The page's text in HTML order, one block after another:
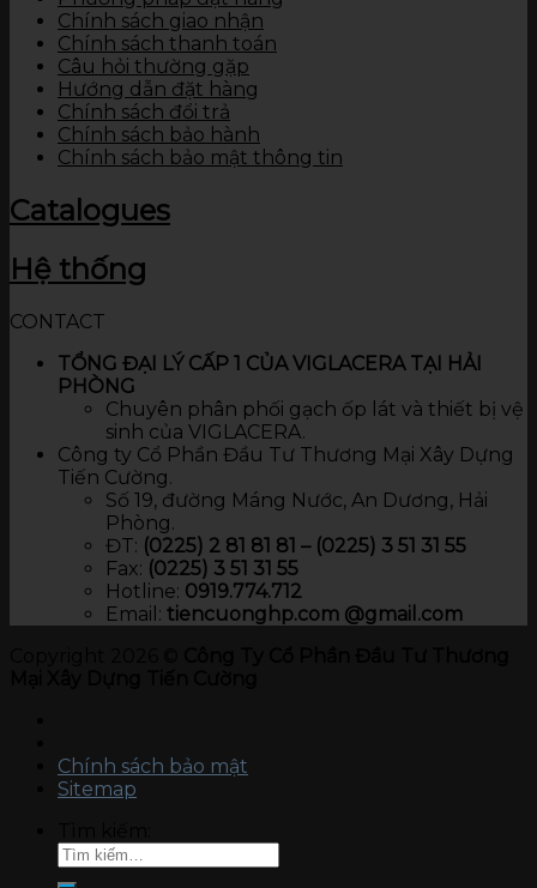
Chính sách giao nhận
Chính sách thanh toán
Câu hỏi thường gặp
Hướng dẫn đặt hàng
Chính sách đổi trả
Chính sách bảo hành
Chính sách bảo mật thông tin
Catalogues
Hệ thống
CONTACT
TỔNG ĐẠI LÝ CẤP 1 CỦA VIGLACERA TẠI HẢI
PHÒNG
Chuyên phân phối gạch ốp lát và thiết bị vệ
sinh của VIGLACERA.
Công ty Cổ Phần Đầu Tư Thương Mại Xây Dựng
Tiến Cường.
Số 19, đường Máng Nước, An Dương, Hải
Phòng.
ĐT: (0225) 2 81 81 81 – (0225) 3 51 31 55
Fax: (0225) 3 51 31 55
Hotline: 0919.774.712​
Email: tiencuonghp.com @gmail.com
Chính sách bảo mật
Sitemap